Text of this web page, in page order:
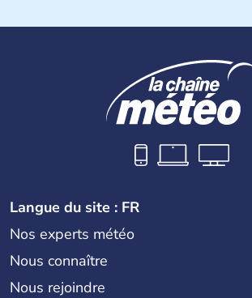
sont quelques unes des villes
près de la moitié ont moins de 19 ans.
l’une des fiertés du pays, originaire des
couscous
est l’un des plats
Langue du site : FR
Nos experts météo
Nous connaître
Nous rejoindre